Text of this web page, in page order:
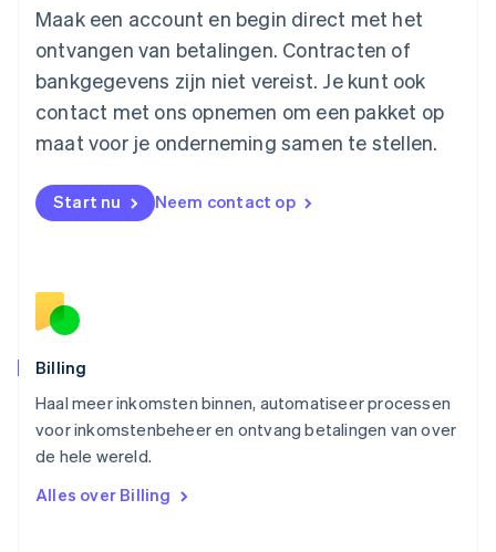
Maak een account en begin direct met het
ontvangen van betalingen. Contracten of
bankgegevens zijn niet vereist. Je kunt ook
contact met ons opnemen om een pakket op
maat voor je onderneming samen te stellen.
Start nu Neem contact op
Billing
Haal meer inkomsten binnen, automatiseer processen
voor inkomstenbeheer en ontvang betalingen van over
de hele wereld.
Alles over Billing
English
Malta
English
Mexico
Nederland
NederlandsEnglish
English
Noorwegen
English
Portugal
Português
English
Singapore
English简体中文
EnglishItaliano